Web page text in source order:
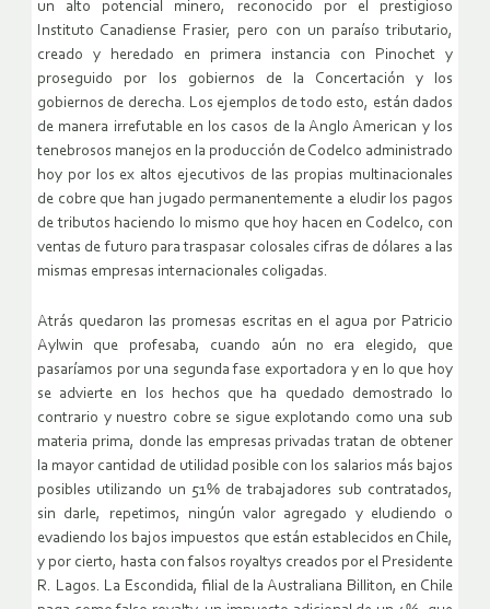
un alto potencial minero, reconocido por el prestigioso
Instituto Canadiense Frasier, pero con un paraíso tributario,
creado y heredado en primera instancia con Pinochet y
proseguido por los gobiernos de la Concertación y los
gobiernos de derecha. Los ejemplos de todo esto, están dados
de manera irrefutable en los casos de la Anglo American y los
tenebrosos manejos en la producción de Codelco administrado
hoy por los ex altos ejecutivos de las propias multinacionales
de cobre que han jugado permanentemente a eludir los pagos
de tributos haciendo lo mismo que hoy hacen en Codelco, con
ventas de futuro para traspasar colosales cifras de dólares a las
mismas empresas internacionales coligadas.
Atrás quedaron las promesas escritas en el agua por Patricio
Aylwin que profesaba, cuando aún no era elegido, que
pasaríamos por una segunda fase exportadora y en lo que hoy
se advierte en los hechos que ha quedado demostrado lo
contrario y nuestro cobre se sigue explotando como una sub
materia prima, donde las empresas privadas tratan de obtener
la mayor cantidad de utilidad posible con los salarios más bajos
posibles utilizando un 51% de trabajadores sub contratados,
sin darle, repetimos, ningún valor agregado y eludiendo o
evadiendo los bajos impuestos que están establecidos en Chile,
y por cierto, hasta con falsos royaltys creados por el Presidente
R. Lagos. La Escondida, filial de la Australiana Billiton, en Chile